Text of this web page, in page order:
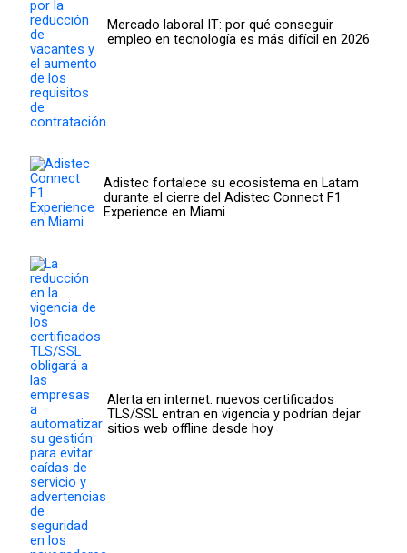
Mercado laboral IT: por qué conseguir
empleo en tecnología es más difícil en 2026
Adistec fortalece su ecosistema en Latam
durante el cierre del Adistec Connect F1
Experience en Miami
Alerta en internet: nuevos certificados
TLS/SSL entran en vigencia y podrían dejar
sitios web offline desde hoy